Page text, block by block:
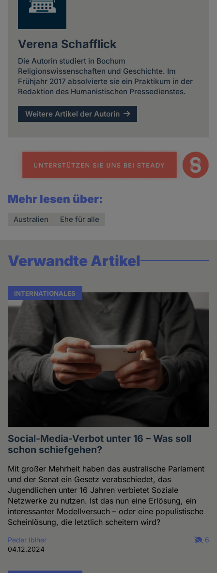
Verena Schafflick
Die Autorin studiert in Bochum
Religionswissenschaften und Geschichte. Im
Frühjahr 2017 absolvierte sie ein Praktikum in der
Redaktion des Humanistischen Pressedienstes.
Weitere Artikel der Autorin
Mehr lesen über:
Australien Ehe für alle
Verwandte Artikel
INTERNATIONALES
Social-Media-Verbot unter 16 – Was soll
schon schiefgehen?
Mit großer Mehrheit haben das australische Parlament
und der Senat ein Gesetz verabschiedet, das
Jugendlichen unter 16 Jahren verbietet Soziale
Netzwerke zu nutzen. Ist das nun eine Erlösung, ein
interessanter Modellversuch – oder eine populistische
Scheinlösung, die letztlich scheitern wird?
Peder Iblher
04.12.2024
6